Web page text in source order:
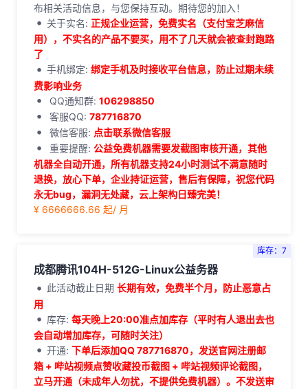
布相关活动信息，与您保持互动。期待您的加入！
关于实名: 正规企业运营，免费实名（支付宝芝麻信
用），不实名的产品不要买，用不了几天就会被查封跑路
了
手机绑定: 绑定手机及时接收平台信息，防止过期未续
费影响业务
QQ通知群: 106298850
客服QQ: 787716870
微信客服: 点击联系微信客服
重要提醒: 公益免费机器需要发截图审核开通，其他
机器全自动开通，所有机器支持24小时测试不满意随时
退换，放心下单，企业持证运营，售后有保障，祝您代码
永无bug，漏洞无处藏，云上架构日臻完美！
¥ 6666666.66 起/ 月
库存：7
成都腾讯104H-512G-Linux公益务器
此活动截止日期 长期有效，免费半个月，防止恶意占
用
库存: 每天晚上20:00准点加库存（平时有人退出去也
会自动增加库存，可随时关注）
开通: 下单后添加QQ 787716870，发送官网注册邮
箱 + 哔站视频点赞收藏投币截图 + 哔站视频评论截图，
立马开通（未成年人勿扰，不提供免费机器）。不发送审